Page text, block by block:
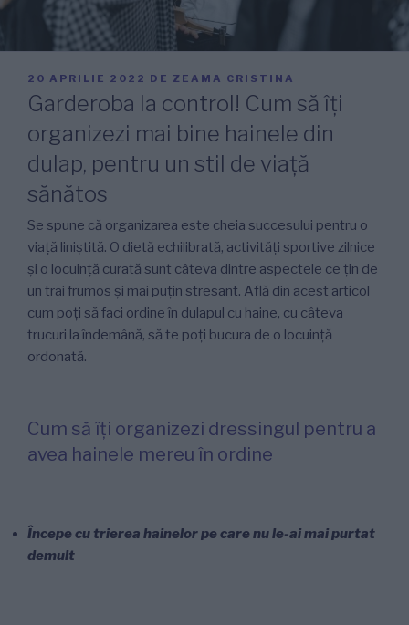
PUBLICAT
PE
20 APRILIE 2022 DE ZEAMA CRISTINA
Garderoba la control! Cum să îți
organizezi mai bine hainele din
dulap, pentru un stil de viață
sănătos
Se spune că organizarea este cheia succesului pentru o
viață liniștită. O dietă echilibrată, activități sportive zilnice
și o locuință curată sunt câteva dintre aspectele ce țin de
un trai frumos și mai puțin stresant. Află din acest articol
cum poți să faci ordine în dulapul cu haine, cu câteva
trucuri la îndemână, să te poți bucura de o locuință
ordonată.
Cum să îți organizezi dressingul pentru a
avea hainele mereu în ordine
Începe cu trierea hainelor pe care nu le-ai mai purtat
demult